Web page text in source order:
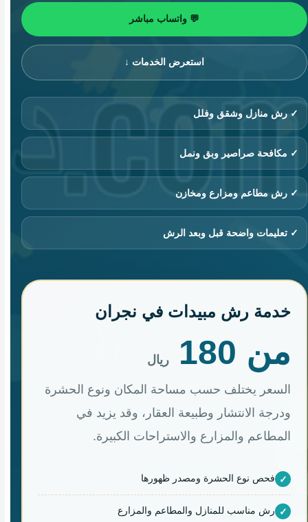
💬 واتساب مباشر
استعرض الخدمات ↓
✓ رش منازل وشقق وفلل
✓ مكافحة صراصير وبق ونمل
✓ رش مطاعم ومزارع ومخازن
✓ تعليمات واضحة قبل وبعد الرش
خدمة رش مبيدات في نجران
من 180 ريال
السعر يختلف حسب مساحة المكان ونوع الحشرة
ودرجة الانتشار وطبيعة العقار، وقد يزيد في
المطاعم والمزارع والاستراحات الكبيرة.
فحص نوع الحشرة ومصدر ظهورها
رش مناسب للمنازل والمطاعم والمزارع